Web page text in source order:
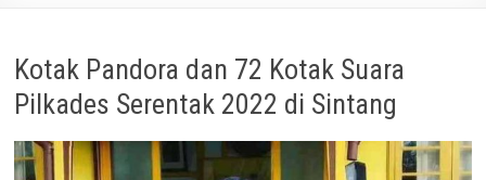
Kotak Pandora dan 72 Kotak Suara
Pilkades Serentak 2022 di Sintang